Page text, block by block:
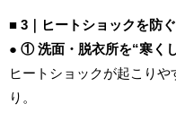
■ 3｜ヒートショックを防
● ① 洗面・脱衣所を“寒く
ヒートショックが起こり
り。